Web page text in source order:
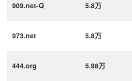
909.net-Q 5.8万
973.net 5.8万
444.org 5.98万